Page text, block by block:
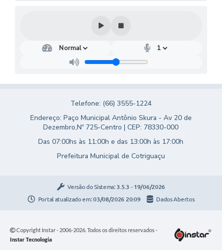
Telefone: (66) 3555-1224
Endereço: Paço Municipal Antônio Skura - Av 20 de
Dezembro,Nº 725-Centro | CEP: 78330-000
Das 07:00hs às 11:00h e das 13:00h às 17:00h
Prefeitura Municipal de Cotriguaçu
Versão do Sistema: 3.5.3 - 19/06/2026
Portal atualizado em:03/08/2026 20:09 Dados Abertos
Copyright Instar - 2006-2026. Todos os direitos reservados -
Instar Tecnologia